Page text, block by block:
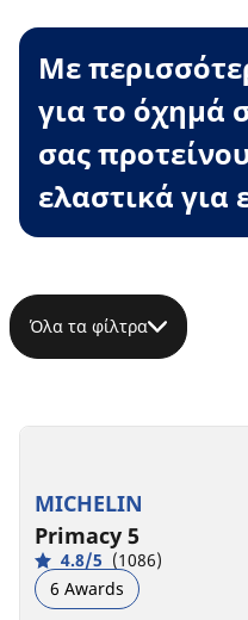
Με
για το όχημά
σας
ελαστικά για
Όλα τα φίλτρα
MICHELIN
Primacy 5
4.8/5 (1086)
6 Awards